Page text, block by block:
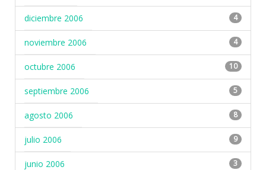
diciembre 2006 4
noviembre 2006 4
octubre 2006 10
septiembre 2006 5
agosto 2006 8
julio 2006 9
junio 2006 3